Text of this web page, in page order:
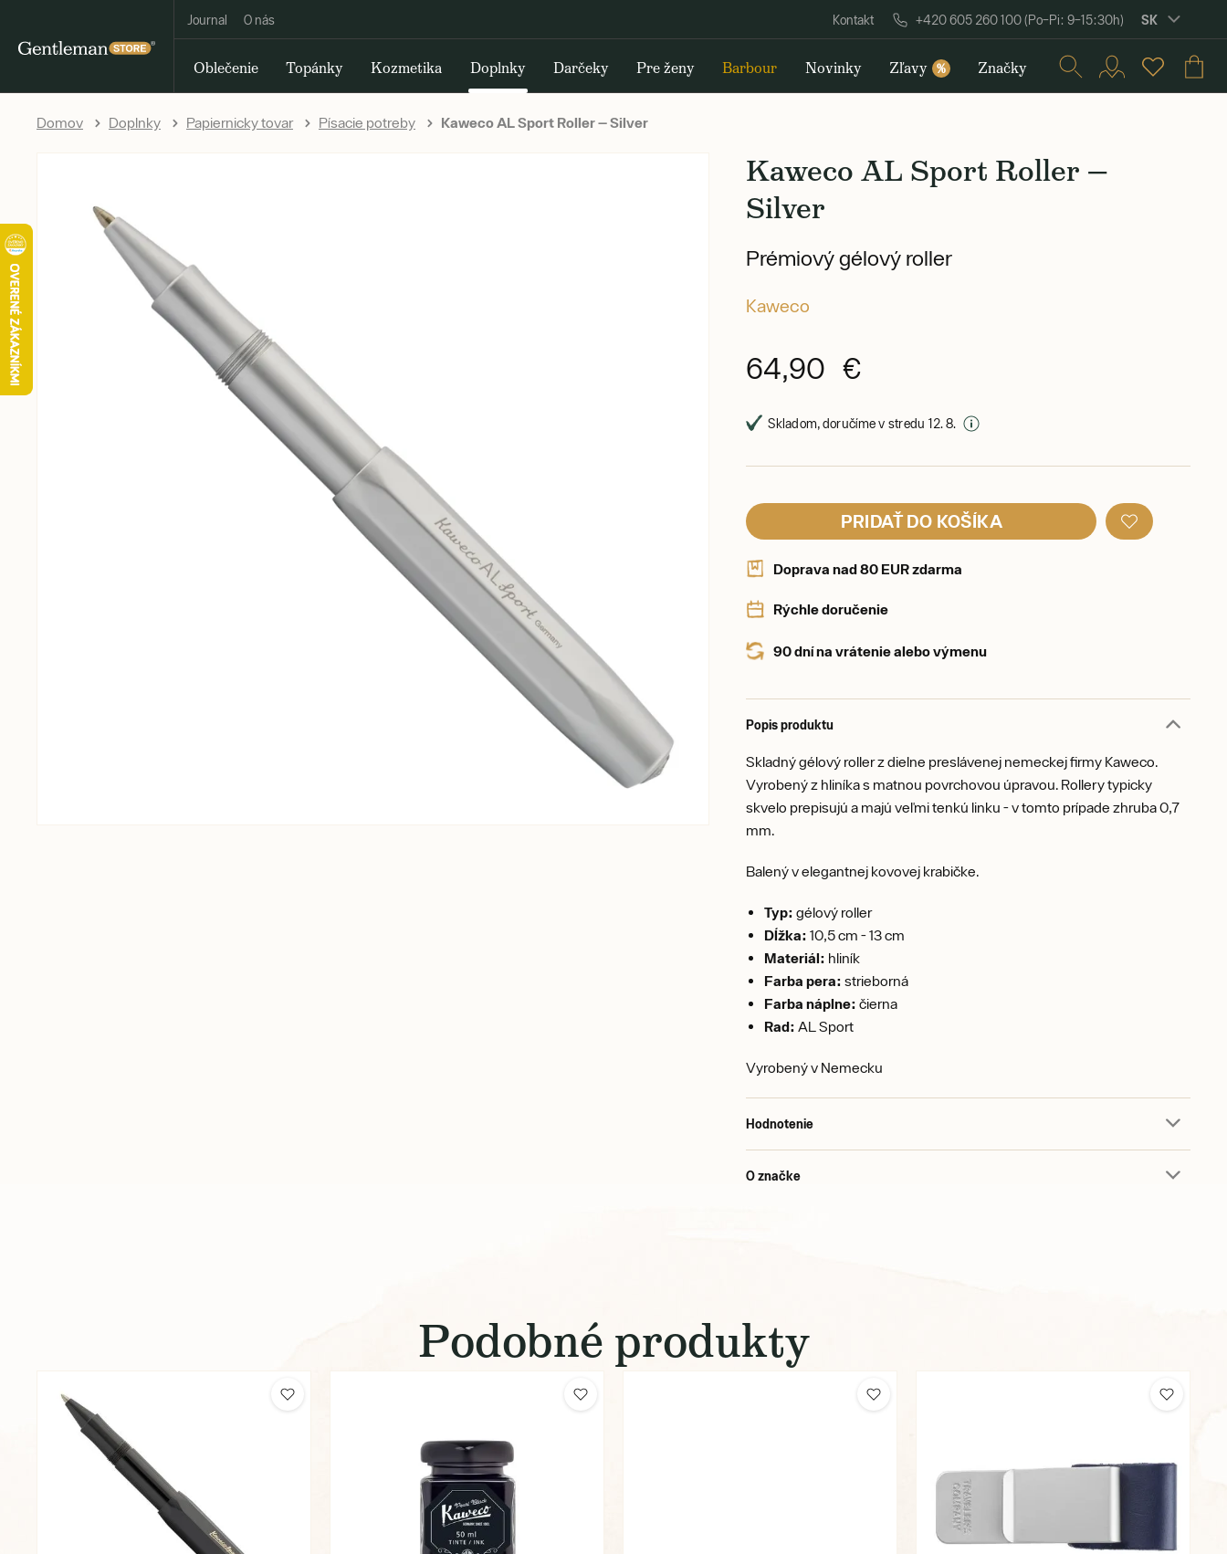
Journal O nás Kontakt +420 605 260 100 (Po–Pi: 9–15:30h) SK
Oblečenie Topánky Kozmetika Doplnky Darčeky Pre ženy Barbour Novinky Zľavy % Značky
Domov Doplnky Papiernicky tovar Písacie potreby Kaweco AL Sport Roller — Silver
Kaweco AL Sport Roller —
Silver
Prémiový gélový roller
Kaweco
64,90 €
Skladom, doručíme v stredu 12. 8.
PRIDAŤ DO KOŠÍKA
Doprava nad 80 EUR zdarma
Rýchle doručenie
90 dní na vrátenie alebo výmenu
Popis produktu
Skladný gélový roller z dielne preslávenej nemeckej firmy Kaweco.
Vyrobený z hliníka s matnou povrchovou úpravou. Rollery typicky
skvelo prepisujú a majú veľmi tenkú linku - v tomto prípade zhruba 0,7
mm.
Balený v elegantnej kovovej krabičke.
Typ: gélový roller
Dĺžka: 10,5 cm - 13 cm
Materiál: hliník
Farba pera: strieborná
Farba náplne: čierna
Rad: AL Sport
Vyrobený v Nemecku
Hodnotenie
O značke
Podobné produkty